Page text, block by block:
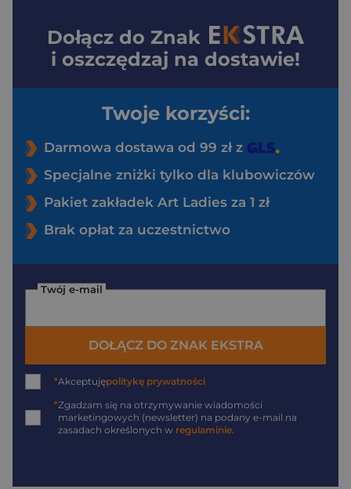
Dołącz do Znak
i oszczędzaj na dostawie!
Twoje korzyści:
Darmowa dostawa od 99 zł z
Specjalne zniżki tylko dla klubowiczów
Pakiet zakładek Art Ladies za 1 zł
Brak opłat za uczestnictwo
Twój e-mail
DOŁĄCZ DO ZNAK EKSTRA
*Akceptujępolitykę prywatności
*Zgadzam się na otrzymywanie wiadomości
marketingowych (newsletter) na podany e-mail na
zasadach określonych w regulaminie.